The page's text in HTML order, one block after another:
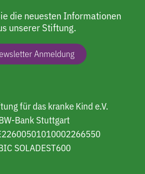
die neuesten Informationen
unserer Stiftung.
Anmeldung
für das kranke Kind e.V.
Bank Stuttgart
SOLADEST600